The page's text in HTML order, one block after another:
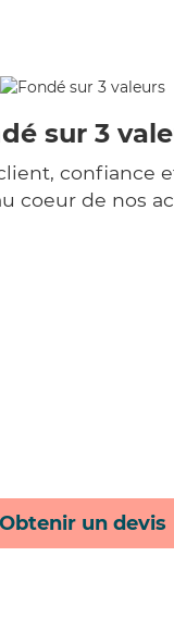
sur 3
confiance
coeur de nos
Obtenir un devis